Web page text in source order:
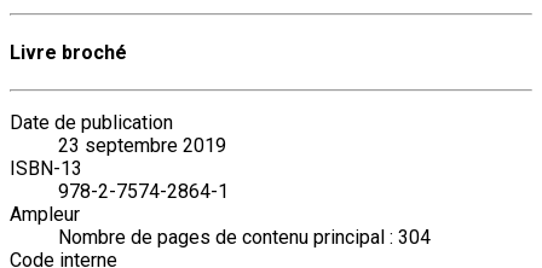
Livre broché
Date de publication
23 septembre 2019
ISBN-13
978-2-7574-2864-1
Ampleur
Nombre de pages de contenu principal : 304
Code interne